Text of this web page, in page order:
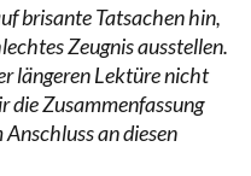
brisante Tatsachen hin,
Zeugnis ausstellen.
längeren Lektüre nicht
die Zusammenfassung
an diesen